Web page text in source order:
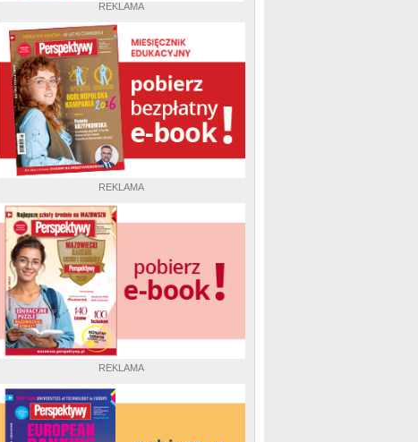
REKLAMA
REKLAMA
REKLAMA